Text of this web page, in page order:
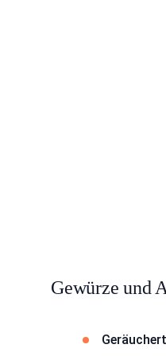
Gewürze und